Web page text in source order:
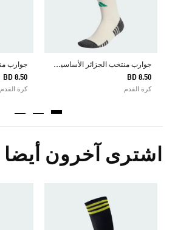
ج
وارب منتخب الجزائر الأساسية لعام 2026
BD 8.50
كرة القدم
BD 8.50
كرة القدم
اشترى آخرون أيضا